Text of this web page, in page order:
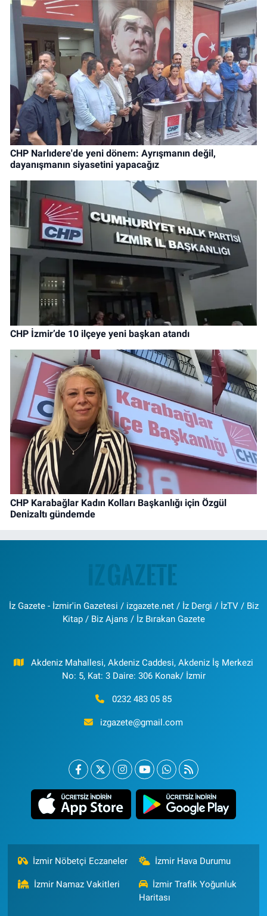
CHP Narlıdere'de yeni dönem: Ayrışmanın değil,
dayanışmanın siyasetini yapacağız
CHP İzmir’de 10 ilçeye yeni başkan atandı
CHP Karabağlar Kadın Kolları Başkanlığı için Özgül
Denizaltı gündemde
İz Gazete - İzmir'in Gazetesi / izgazete.net / İz Dergi / İzTV / Biz
Kitap / Biz Ajans / İz Bırakan Gazete
Akdeniz Mahallesi, Akdeniz Caddesi, Akdeniz İş Merkezi
No: 5, Kat: 3 Daire: 306 Konak/ İzmir
0232 483 05 85
izgazete@gmail.com
İzmir Nöbetçi Eczaneler İzmir Hava Durumu
İzmir Namaz Vakitleri
İzmir Trafik Yoğunluk
Haritası